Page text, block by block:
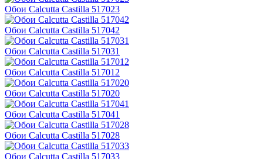
Обои Calcutta Castilla 517023
Обои Calcutta Castilla 517042
Обои Calcutta Castilla 517031
Обои Calcutta Castilla 517012
Обои Calcutta Castilla 517020
Обои Calcutta Castilla 517041
Обои Calcutta Castilla 517028
Обои Calcutta Castilla 517033